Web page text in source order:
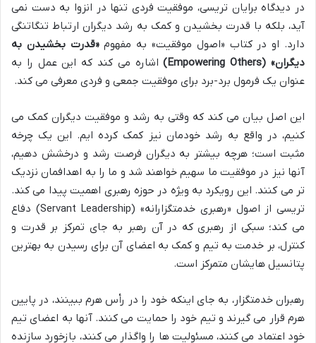
در دیدگاه برایان تریسی، موفقیت فردی تنها در انزوا به دست نمی
آید، بلکه با قدرت بخشیدن و کمک به رشد دیگران ارتباط تنگاتنگی
دارد. او در کتاب «اصول موفقیت» به مفهوم«قدرت بخشیدن به
دیگران» (Empowering Others)
اشاره می کند که این عمل را به
عنوان یک فرمول برد-برد برای موفقیت جمعی و فردی معرفی می کند.
این اصل بیان می کند که وقتی به رشد و موفقیت دیگران کمک می
کنیم، در واقع به رشد خودمان نیز کمک کرده ایم. این یک چرخه
مثبت است؛ هرچه بیشتر به دیگران فرصت رشد و درخشش دهیم،
آنها نیز در موفقیت ما سهیم خواهند شد و ما را به اهدافمان نزدیک
تر می کنند. این رویکرد به ویژه در حوزه رهبری اهمیت پیدا می کند.
تریسی از اصول «رهبری خدمتگزارانه» (Servant Leadership) دفاع
می کند؛ سبکی از رهبری که در آن رهبر به جای تمرکز بر قدرت و
کنترل، بر خدمت به تیم و کمک به اعضای آن برای رسیدن به بهترین
پتانسیل هایشان متمرکز است.
رهبران خدمتگزار، به جای اینکه خود را در رأس هرم ببینند، در پایین
هرم قرار می گیرند و تیم خود را حمایت می کنند. آنها به اعضای تیم
خود اعتماد می کنند، مسئولیت ها را واگذار می کنند، بازخورد سازنده